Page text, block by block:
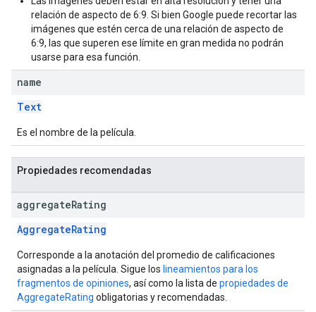
relación de aspecto de 6:9. Si bien Google puede recortar las
imágenes que estén cerca de una relación de aspecto de
6:9, las que superen ese límite en gran medida no podrán
usarse para esa función.
name
Text
Es el nombre de la película.
Propiedades recomendadas
aggregateRating
AggregateRating
Corresponde a la anotación del promedio de calificaciones
asignadas a la película. Sigue los lineamientos para los
fragmentos de opiniones, así como la lista de propiedades de
AggregateRating obligatorias y recomendadas.